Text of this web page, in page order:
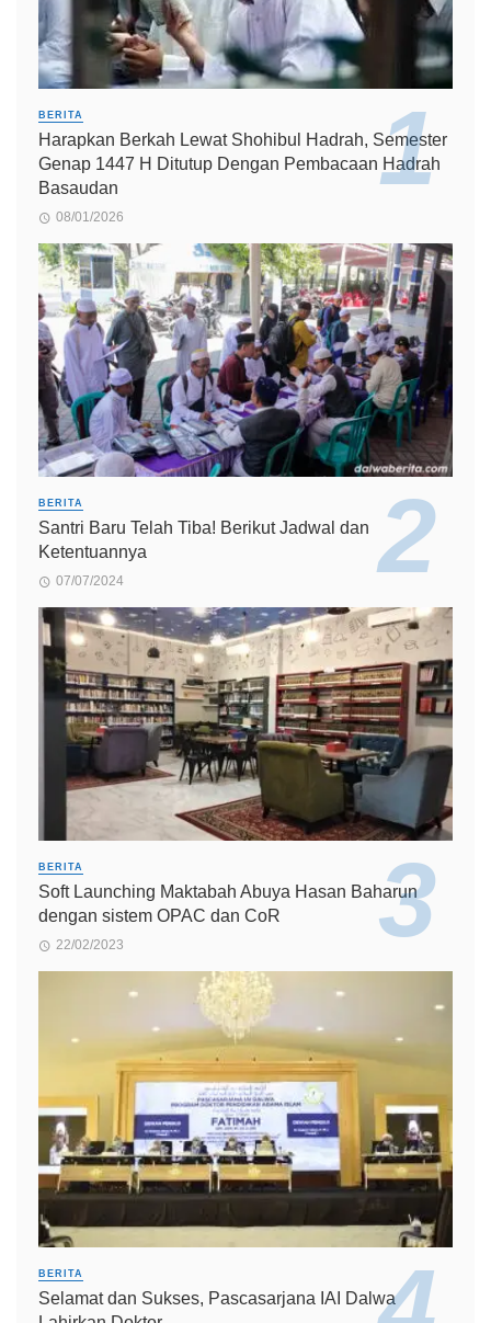
BERITA
Harapkan Berkah Lewat Shohibul Hadrah, Semester
Genap 1447 H Ditutup Dengan Pembacaan Hadrah
Basaudan
08/01/2026
BERITA
Santri Baru Telah Tiba! Berikut Jadwal dan
Ketentuannya
07/07/2024
BERITA
Soft Launching Maktabah Abuya Hasan Baharun
dengan sistem OPAC dan CoR
22/02/2023
BERITA
Selamat dan Sukses, Pascasarjana IAI Dalwa